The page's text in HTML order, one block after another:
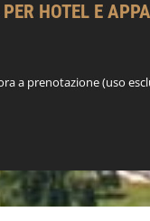
HOTEL E
a prenotazione (uso